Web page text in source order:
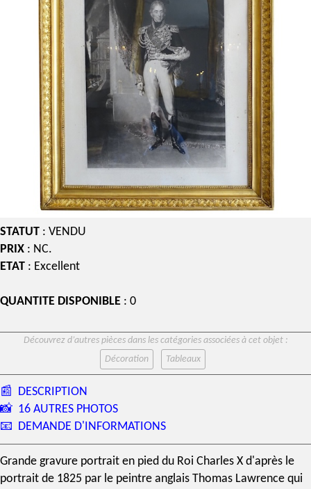
STATUT : VENDU
PRIX : NC.
ETAT : Excellent
QUANTITE DISPONIBLE : 0
Découvrez d’autres pièces dans les catégories associées à cet objet :
Décoration
Tableaux
📰 DESCRIPTION
📸 16 AUTRES PHOTOS
📧 DEMANDE D'INFORMATIONS
Grande gravure portrait en pied du Roi Charles X d'après le
portrait de 1825 par le peintre anglais Thomas Lawrence qui